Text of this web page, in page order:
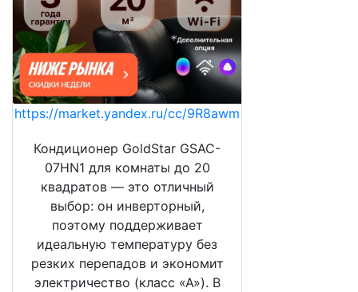
https://market.yandex.ru/cc/9R8awm
Кондиционер GoldStar GSAC-
07HN1 для комнаты до 20
квадратов — это отличный
выбор: он инверторный,
поэтому поддерживает
идеальную температуру без
резких перепадов и экономит
электричество (класс «А»). В